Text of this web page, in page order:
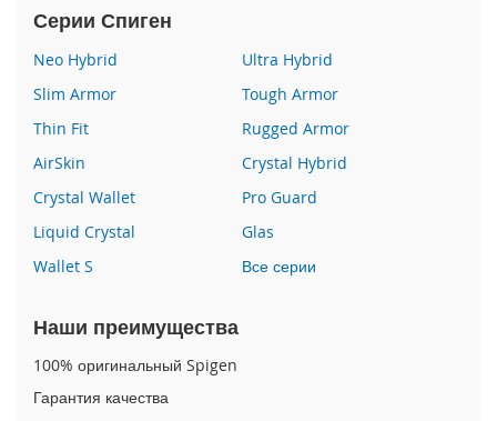
e
7
P
h
o
n
1
6
P
o
a
Серии Спиген
Neo Hybrid
Ultra Hybrid
Slim Armor
Tough Armor
Thin Fit
Rugged Armor
AirSkin
Crystal Hybrid
Crystal Wallet
Pro Guard
Liquid Crystal
Glas
Wallet S
Все серии
Наши преимущества
100% оригинальный Spigen
Гарантия качества